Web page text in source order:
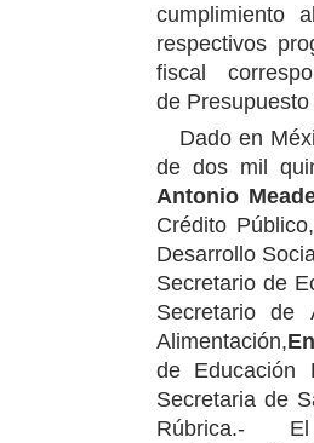
cumplimiento
respectivos
fiscal
de
Dado en
de dos mil
Antonio
Crédito
Desarrollo
Secretario de
Secretario de
Alimentación,
de Educación
Secretaria de
Rúbrica.-